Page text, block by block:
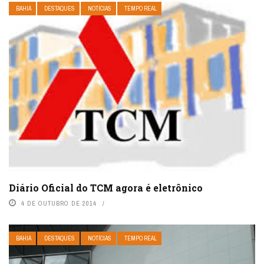
BAHIA DESTAQUES NOTÍCIAS TEMPO REAL
Diário Oficial do TCM agora é eletrônico
4 DE OUTUBRO DE 2014
BAHIA DESTAQUES NOTÍCIAS TEMPO REAL